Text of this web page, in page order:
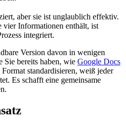
aber sie ist unglaublich effektiv.
vier Informationen enthält, ist
integriert.
Version davon in wenigen
Sie bereits haben, wie Google Docs
Format standardisieren, weiß jeder
Es schafft eine gemeinsame